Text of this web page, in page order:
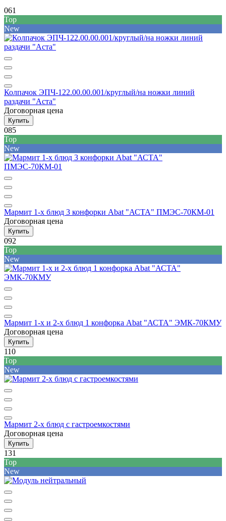
061
Top
New
Колпачок ЭПЧ-122.00.00.001/круглый/на ножки линий
раздачи "Аста"
Договорная цена
Купить
085
Top
New
Мармит 1-х блюд 3 конфорки Abat "АСТА" ПМЭС-70КМ-01
Договорная цена
Купить
092
Top
New
Мармит 1-х и 2-х блюд 1 конфорка Abat "АСТА" ЭМК-70КМУ
Договорная цена
Купить
110
Top
New
Мармит 2-х блюд с гастроемкостями
Договорная цена
Купить
131
Top
New